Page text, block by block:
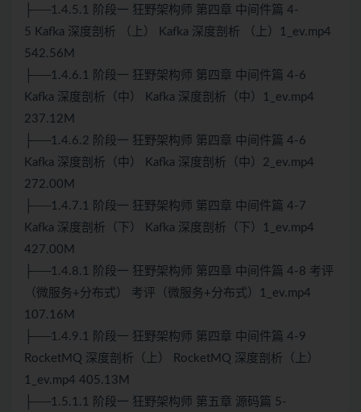
├──1.4.5.1 阶段一 狂野架构师 第四章 中间件篇 4-
5 Kafka 深度剖析 （上） Kafka 深度剖析 （上）1_ev.mp4
542.56M
├──1.4.6.1 阶段一 狂野架构师 第四章 中间件篇 4-6
Kafka 深度剖析（中） Kafka 深度剖析（中）1_ev.mp4
237.12M
├──1.4.6.2 阶段一 狂野架构师 第四章 中间件篇 4-6
Kafka 深度剖析（中） Kafka 深度剖析（中）2_ev.mp4
272.00M
├──1.4.7.1 阶段一 狂野架构师 第四章 中间件篇 4-7
Kafka 深度剖析（下） Kafka 深度剖析（下）1_ev.mp4
427.00M
├──1.4.8.1 阶段一 狂野架构师 第四章 中间件篇 4-8 考评
（微服务+分布式） 考评（微服务+分布式）1_ev.mp4
107.16M
├──1.4.9.1 阶段一 狂野架构师 第四章 中间件篇 4-9
RocketMQ 深度剖析（上） RocketMQ 深度剖析（上）
1_ev.mp4 405.13M
├──1.5.1.1 阶段一 狂野架构师 第五章 源码篇 5-